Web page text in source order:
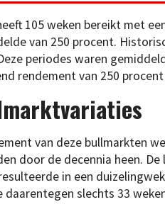
105 weken bereikt met
van 250 procent.
periodes waren
rendement van 250
van deze bullmarkten
door de decennia heen.
in een
slechts 33